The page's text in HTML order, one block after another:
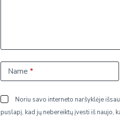
Name *
Noriu savo interneto naršyklėje
puslapį, kad jų nebereiktų įvesti iš naujo,